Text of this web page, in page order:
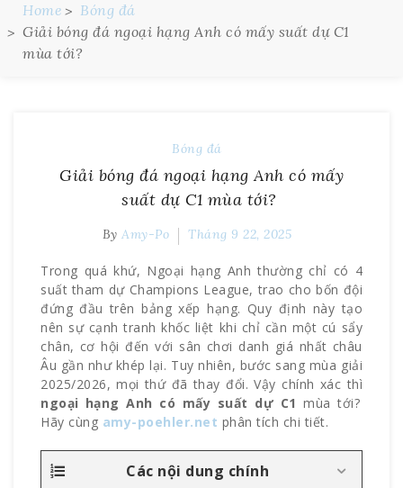
Home
Bóng đá
Giải bóng đá ngoại hạng Anh có mấy suất dự C1
mùa tới?
Bóng đá
Giải bóng đá ngoại hạng Anh có mấy
suất dự C1 mùa tới?
ByAmy-Po Tháng 9 22, 2025
Trong quá khứ, Ngoại hạng Anh thường chỉ có 4
suất tham dự Champions League, trao cho bốn đội
đứng đầu trên bảng xếp hạng. Quy định này tạo
nên sự cạnh tranh khốc liệt khi chỉ cần một cú sẩy
chân, cơ hội đến với sân chơi danh giá nhất châu
Âu gần như khép lại. Tuy nhiên, bước sang mùa giải
2025/2026, mọi thứ đã thay đổi. Vậy chính xác thì
ngoại hạng Anh có mấy suất dự C1mùa tới?
Hãy cùng amy-poehler.net phân tích chi tiết.
Các nội dung chính